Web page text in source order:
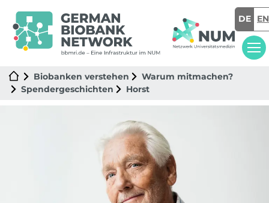
DE EN
Biobanken verstehen
Warum mitmachen?
Spendergeschichten
Horst